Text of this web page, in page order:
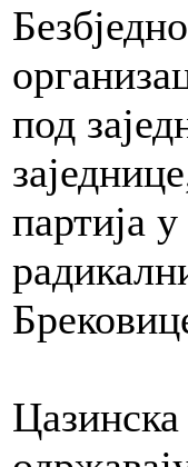
под
партија
Цазинска